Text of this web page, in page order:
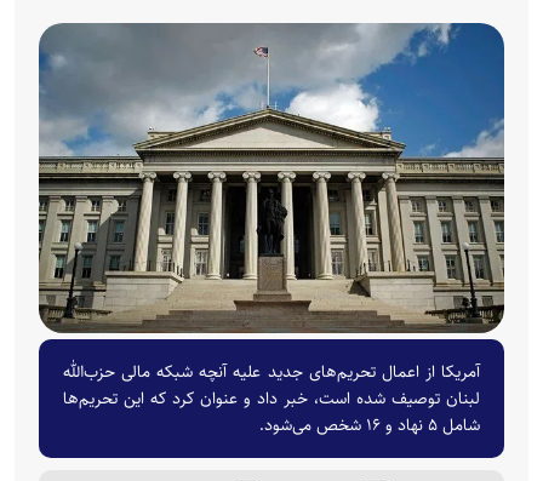
آمریکا از اعمال تحریم‌های جدید علیه آنچه شبکه مالی حزب‌الله
لبنان توصیف شده است، خبر داد و عنوان کرد که این تحریم‌ها
شامل ۵ نهاد و ۱۶ شخص می‌شود.